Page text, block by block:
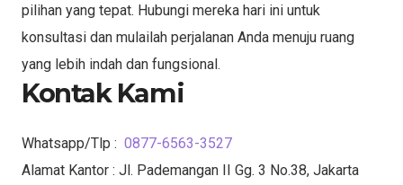
pilihan yang tepat. Hubungi mereka hari ini untuk
konsultasi dan mulailah perjalanan Anda menuju ruang
yang lebih indah dan fungsional.
Kontak Kami
Whatsapp/Tlp : 0877-6563-3527
Alamat Kantor : Jl. Pademangan II Gg. 3 No.38, Jakarta